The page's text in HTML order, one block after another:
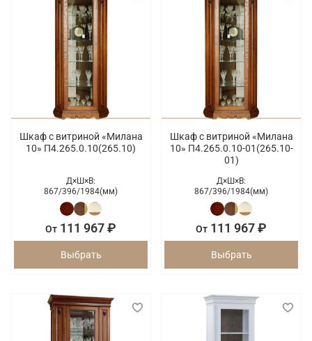
Шкаф с витриной «Милана
10» П4.265.0.10(265.10)
Д×Ш×В:
867/396/1984(мм)
От 111 967 ₽
Выбрать
Шкаф с витриной «Милана
10» П4.265.0.10-01(265.10-
01)
Д×Ш×В:
867/396/1984(мм)
От 111 967 ₽
Выбрать